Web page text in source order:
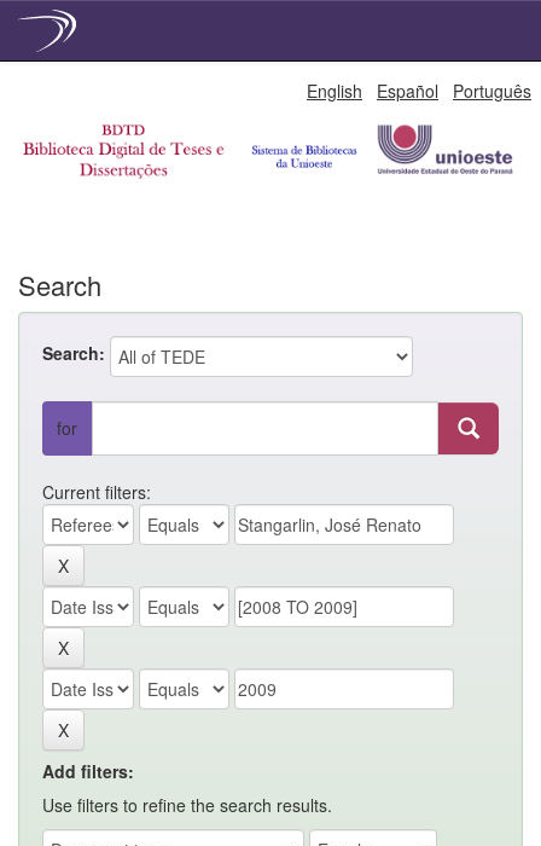
English Español Português
Search
Search:
for
Current filters:
Add filters:
Use filters to refine the search results.